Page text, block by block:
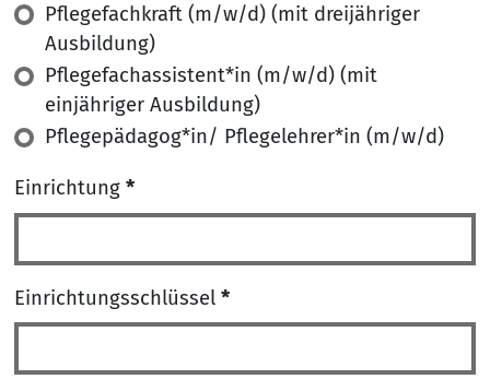
Ausbildungsberuf*
Pflegefachkraft (m/w/d) (mit dreijähriger
Ausbildung)
Pflegefachassistent*in (m/w/d) (mit
einjähriger Ausbildung)
Pflegepädagog*in/ Pflegelehrer*in (m/w/d)
Einrichtung *
Einrichtungsschlüssel *